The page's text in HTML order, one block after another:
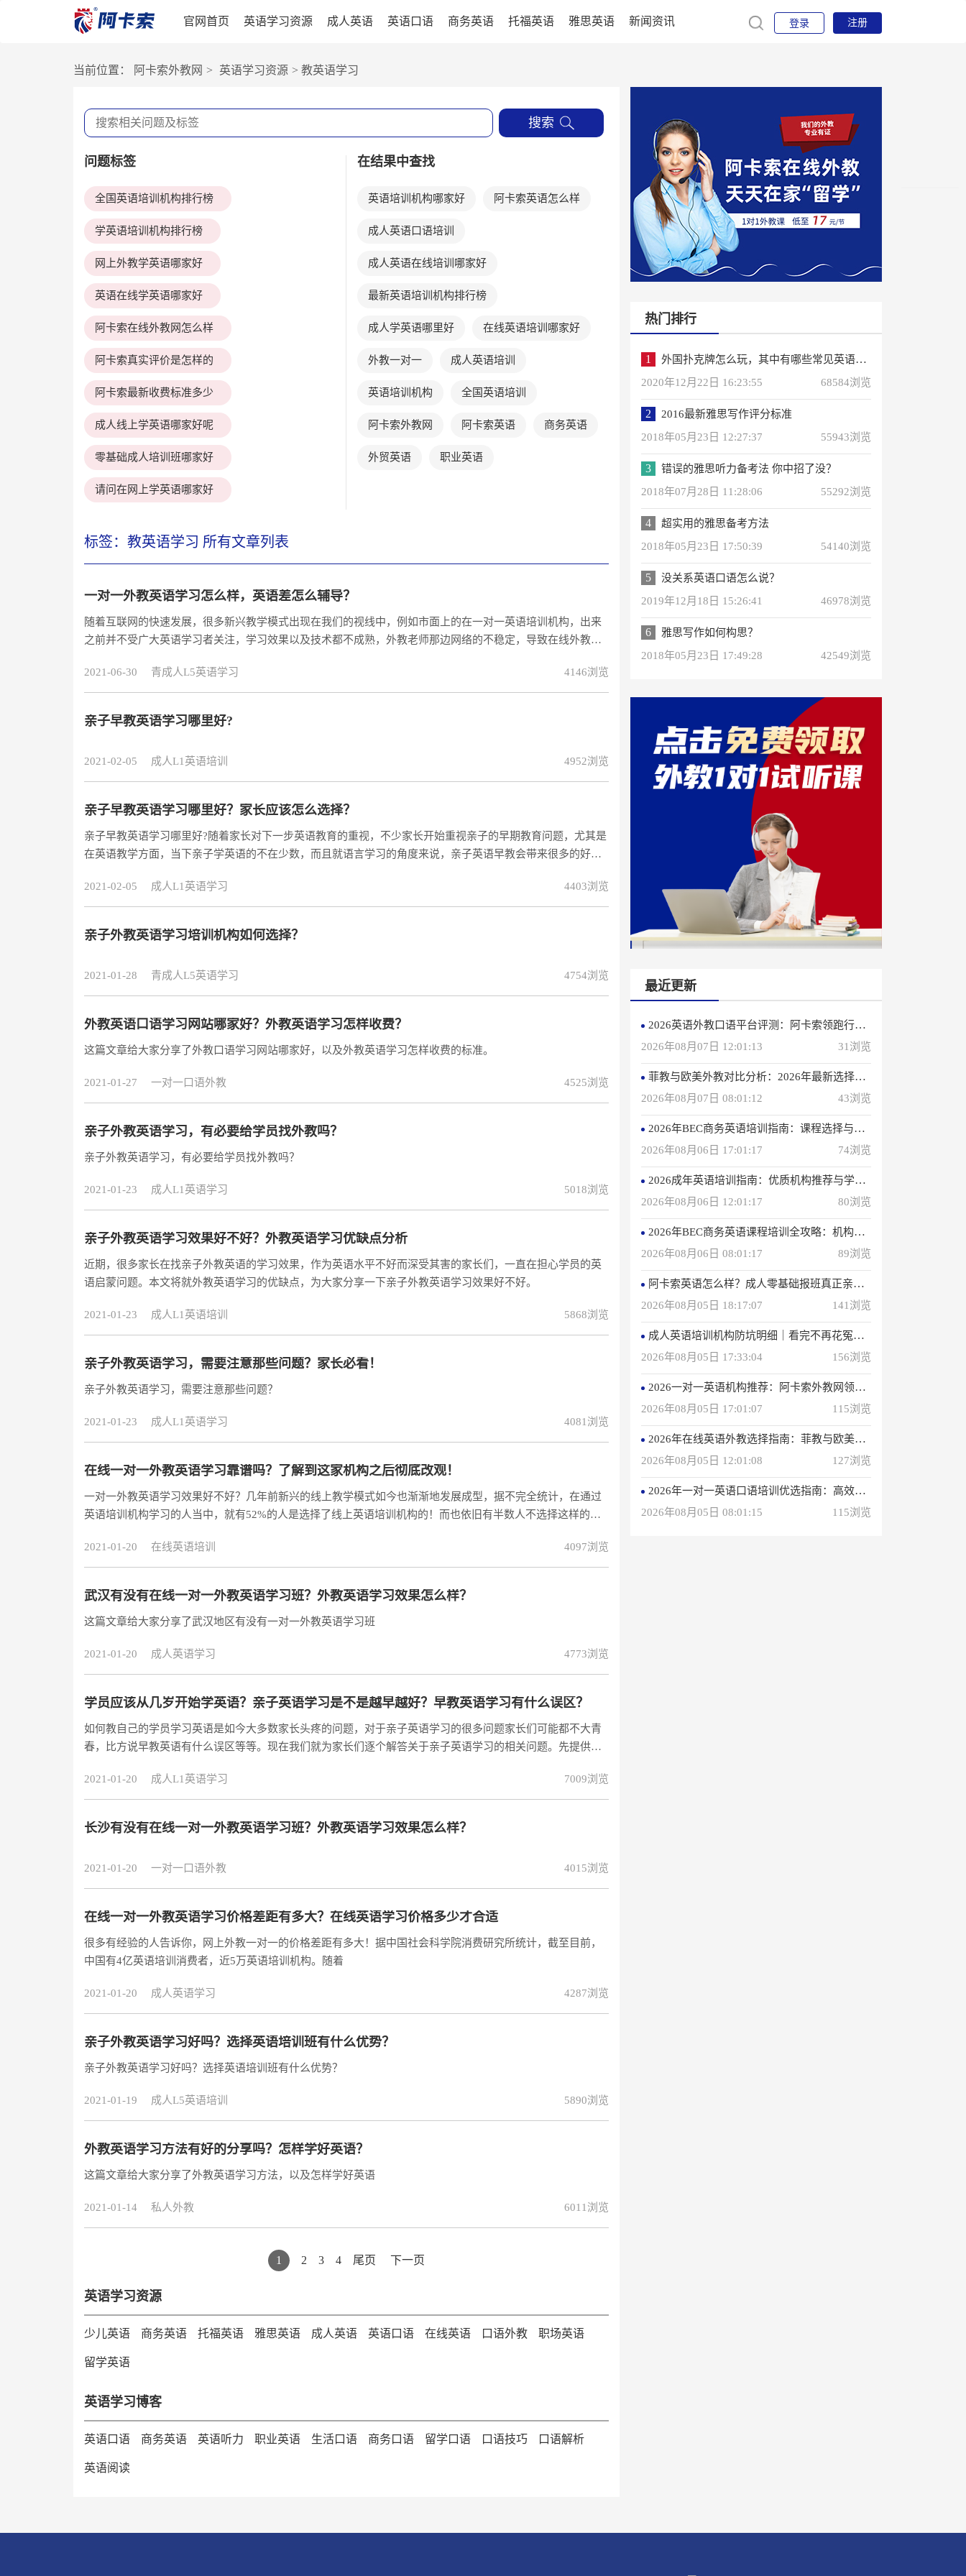
官网首页 英语学习资源 成人英语 英语口语 商务英语 托福英语 雅思英语 新闻资讯 登录 注册
当前位置： 阿卡索外教网 > 英语学习资源 > 教英语学习
搜索
问题标签
全国英语培训机构排行榜
学英语培训机构排行榜
网上外教学英语哪家好
英语在线学英语哪家好
阿卡索在线外教网怎么样
阿卡索真实评价是怎样的
阿卡索最新收费标准多少
成人线上学英语哪家好呢
零基础成人培训班哪家好
请问在网上学英语哪家好
在结果中查找
英语培训机构哪家好 阿卡索英语怎么样
成人英语口语培训
成人英语在线培训哪家好
最新英语培训机构排行榜
成人学英语哪里好 在线英语培训哪家好
外教一对一 成人英语培训
英语培训机构 全国英语培训
阿卡索外教网 阿卡索英语 商务英语
外贸英语 职业英语
标签：教英语学习 所有文章列表
一对一外教英语学习怎么样，英语差怎么辅导？
随着互联网的快速发展，很多新兴教学模式出现在我们的视线中，例如市面上的在一对一英语培训机构，出来
之前并不受广大英语学习者关注，学习效果以及技术都不成熟，外教老师那边网络的不稳定，导致在线外教一
2021-06-30
青成人L5英语学习 4146浏览
亲子早教英语学习哪里好?
2021-02-05 成人L1英语培训 4952浏览
亲子早教英语学习哪里好？家长应该怎么选择？
亲子早教英语学习哪里好?随着家长对下一步英语教育的重视，不少家长开始重视亲子的早期教育问题，尤其是
在英语教学方面，当下亲子学英语的不在少数，而且就语言学习的角度来说，亲子英语早教会带来很多的好
敢开口说出来，亲子时期学习英语，培养良好的听说读写的习惯，很容易培养亲子的自信表达能力。另外亲子
的语言功能发育还没有完善，母语的阻力也小，英语口语练习
2021-02-05 成人L1英语学习 4403浏览
亲子外教英语学习培训机构如何选择？
2021-01-28 青成人L5英语学习 4754浏览
外教英语口语学习网站哪家好？外教英语学习怎样收费？
这篇文章给大家分享了外教口语学习网站哪家好，以及外教英语学习怎样收费的标准。
2021-01-27 一对一口语外教 4525浏览
亲子外教英语学习，有必要给学员找外教吗？
亲子外教英语学习，有必要给学员找外教吗？
2021-01-23 成人L1英语学习 5018浏览
亲子外教英语学习效果好不好？外教英语学习优缺点分析
近期，很多家长在找亲子外教英语的学习效果，作为英语水平不好而深受其害的家长们，一直在担心学员的英
语启蒙问题。本文将就外教英语学习的优缺点，为大家分享一下亲子外教英语学习效果好不好。
2021-01-23 成人L1英语培训 5868浏览
亲子外教英语学习，需要注意那些问题？家长必看！
亲子外教英语学习，需要注意那些问题？
2021-01-23 成人L1英语学习 4081浏览
在线一对一外教英语学习靠谱吗？了解到这家机构之后彻底改观！
一对一外教英语学习效果好不好？几年前新兴的线上教学模式如今也渐渐地发展成型，据不完全统计，在通过
英语培训机构学习的人当中，就有52%的人是选择了线上英语培训机构的！而也依旧有半数人不选择这样的教
任！而今天就以网上口碑极佳的阿卡索外教网作为参考，一起来看看一对一外教英语学习到底怎么样？一、一
对一的教学模式家长在报名阿卡索外教网一对一培训的时候，
2021-01-20 在线英语培训 4097浏览
武汉有没有在线一对一外教英语学习班？外教英语学习效果怎么样？
这篇文章给大家分享了武汉地区有没有一对一外教英语学习班
2021-01-20 成人英语学习 4773浏览
学员应该从几岁开始学英语？亲子英语学习是不是越早越好？早教英语学习有什么误区？
如何教自己的学员学习英语是如今大多数家长头疼的问题，对于亲子英语学习的很多问题家长们可能都不大青
春，比方说早教英语有什么误区等等。现在我们就为家长们逐个解答关于亲子英语学习的相关问题。先提供一
家长对亲子英语学习的误区 1.越早接触越好：很多家长都认为让学员在年龄比较小的时候开始亲子英语学习比
较好，学习的时间越长，积
2021-01-20 成人L1英语学习 7009浏览
长沙有没有在线一对一外教英语学习班？外教英语学习效果怎么样？
2021-01-20 一对一口语外教 4015浏览
在线一对一外教英语学习价格差距有多大？在线英语学习价格多少才合适
很多有经验的人告诉你，网上外教一对一的价格差距有多大！据中国社会科学院消费研究所统计，截至目前，
中国有4亿英语培训消费者，近5万英语培训机构。随着
2021-01-20 成人英语学习 4287浏览
亲子外教英语学习好吗？选择英语培训班有什么优势？
亲子外教英语学习好吗？选择英语培训班有什么优势？
2021-01-19 成人L5英语培训 5890浏览
外教英语学习方法有好的分享吗？怎样学好英语？
这篇文章给大家分享了外教英语学习方法，以及怎样学好英语
2021-01-14 私人外教 6011浏览
1 2 3 4 尾页 下一页
英语学习资源
少儿英语 商务英语 托福英语 雅思英语 成人英语 英语口语 在线英语 口语外教 职场英语
留学英语
英语学习博客
英语口语 商务英语 英语听力 职业英语 生活口语 商务口语 留学口语 口语技巧 口语解析
英语阅读
热门排行
1
外国扑克牌怎么玩，其中有哪些常见英语词汇？
2020年12月22日 16:23:55
68584浏览
2
2016最新雅思写作评分标准
2018年05月23日 12:27:37
55943浏览
3
错误的雅思听力备考法 你中招了没？
2018年07月28日 11:28:06
55292浏览
4
超实用的雅思备考方法
2018年05月23日 17:50:39
54140浏览
5
没关系英语口语怎么说？
2019年12月18日 15:26:41
46978浏览
6
雅思写作如何构思？
2018年05月23日 17:49:28
42549浏览
最近更新
2026英语外教口语平台评测：阿卡索领跑行业，打造高效学习体验
2026年08月07日 12:01:13
31浏览
菲教与欧美外教对比分析：2026年最新选择指南
2026年08月07日 08:01:12
43浏览
2026年BEC商务英语培训指南：课程选择与优质机构推荐
2026年08月06日 17:01:17
74浏览
2026成年英语培训指南：优质机构推荐与学习策略
2026年08月06日 12:01:17
80浏览
2026年BEC商务英语课程培训全攻略：机构选择与备考指南
2026年08月06日 08:01:17
89浏览
阿卡索英语怎么样？成人零基础报班真正亲身感受
2026年08月05日 18:17:07
141浏览
成人英语培训机构防坑明细｜看完不再花冤枉钱(真正的用户反馈)
2026年08月05日 17:33:04
156浏览
2026一对一英语机构推荐：阿卡索外教网领衔专业之选
2026年08月05日 17:01:07
115浏览
2026年在线英语外教选择指南：菲教与欧美外教深度解析
2026年08月05日 12:01:08
127浏览
2026年一对一英语口语培训优选指南：高效学习方案解析
2026年08月05日 08:01:15
115浏览